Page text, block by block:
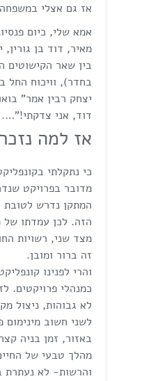
אז גם אצלי
אמא שלי, כיום
מאיר, דוד בן
בין שאר
בחדר), וויכוח החל
יצחק רבין אמר"
דוד, אני צדקתי!"….
אז למה
כי נתקלתי
מדובר בפרויקט
המתקן נדרש לטובת
הזה. לכן עמדתו
מצד שני, רשויות
זה ברור ומובן.
והרי לפנינו
כמנהלי פרויקטים.
לא גבוהות, ניצול
לשני חשוב
באזור, זמן בניה
מהלך טבעי של
והרשות- לא נעתרת